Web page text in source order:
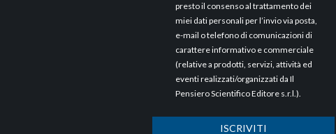
presto il consenso al trattamento dei
miei dati personali per l’invio via posta,
e-mail o telefono di comunicazioni di
carattere informativo e commerciale
(relative a prodotti, servizi, attività ed
eventi realizzati/organizzati da Il
Pensiero Scientifico Editore s.r.l.).
ISCRIVITI